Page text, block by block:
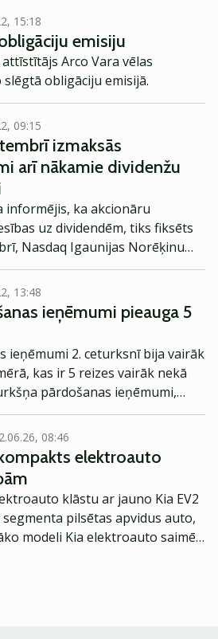
15:18
emisiju
Arco Vara vēlas
obligāciju emisijā.
09:15
izmaksās
arī nākamie dividenžu
informējis, ka akcionāru
uz dividendēm, tiks fiksēts
Nasdaq Igaunijas Norēķinu
beigās.
13:48
ieņēmumi pieauga 5
ieņēmumi 2. ceturksnī bija vairāk
kas ir 5 reizes vairāk nekā
pārdošanas ieņēmumi,
pieauga vairāk nekā uz pusi.
08:46
elektroauto
klāstu ar jauno Kia EV2
pilsētas apvidus auto,
modeli Kia elektroauto saimē